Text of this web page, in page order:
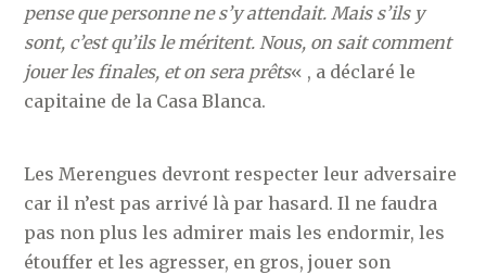
pense que personne ne s’y attendait. Mais s’ils y
sont, c’est qu’ils le méritent. Nous, on sait comment
jouer les finales, et on sera prêts« , a déclaré le
capitaine de la Casa Blanca.
Les Merengues devront respecter leur adversaire
car il n’est pas arrivé là par hasard. Il ne faudra
pas non plus les admirer mais les endormir, les
étouffer et les agresser, en gros, jouer son